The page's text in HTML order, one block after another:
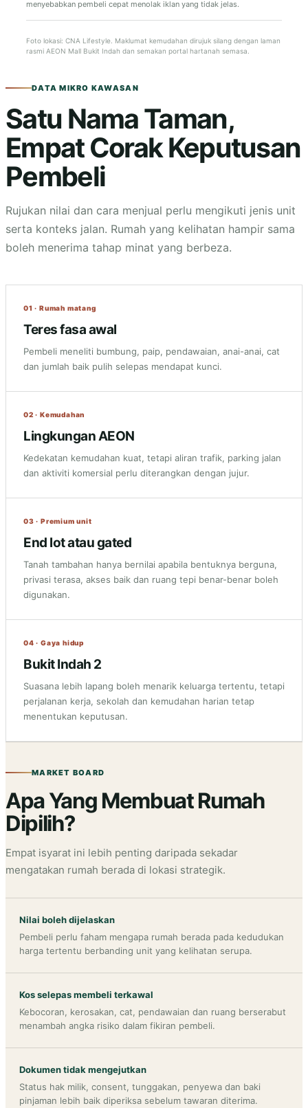
menyebabkan pembeli cepat menolak iklan yang tidak jelas.
Foto lokasi: CNA Lifestyle. Maklumat kemudahan dirujuk silang dengan laman
rasmi AEON Mall Bukit Indah dan semakan portal hartanah semasa.
DATA MIKRO KAWASAN
Satu Nama Taman,
Empat Corak Keputusan
Pembeli
Rujukan nilai dan cara menjual perlu mengikuti jenis unit
serta konteks jalan. Rumah yang kelihatan hampir sama
boleh menerima tahap minat yang berbeza.
01 · Rumah matang
Teres fasa awal
Pembeli meneliti bumbung, paip, pendawaian, anai-anai, cat
dan jumlah baik pulih selepas mendapat kunci.
02 · Kemudahan
Lingkungan AEON
Kedekatan kemudahan kuat, tetapi aliran trafik, parking jalan
dan aktiviti komersial perlu diterangkan dengan jujur.
03 · Premium unit
End lot atau gated
Tanah tambahan hanya bernilai apabila bentuknya berguna,
privasi terasa, akses baik dan ruang tepi benar-benar boleh
digunakan.
04 · Gaya hidup
Bukit Indah 2
Suasana lebih lapang boleh menarik keluarga tertentu, tetapi
perjalanan kerja, sekolah dan kemudahan harian tetap
menentukan keputusan.
MARKET BOARD
Apa Yang Membuat Rumah
Dipilih?
Empat isyarat ini lebih penting daripada sekadar
mengatakan rumah berada di lokasi strategik.
Nilai boleh dijelaskan
Pembeli perlu faham mengapa rumah berada pada kedudukan
harga tertentu berbanding unit yang kelihatan serupa.
Kos selepas membeli terkawal
Kebocoran, kerosakan, cat, pendawaian dan ruang berserabut
menambah angka risiko dalam fikiran pembeli.
Dokumen tidak mengejutkan
Status hak milik, consent, tunggakan, penyewa dan baki
pinjaman lebih baik diperiksa sebelum tawaran diterima.